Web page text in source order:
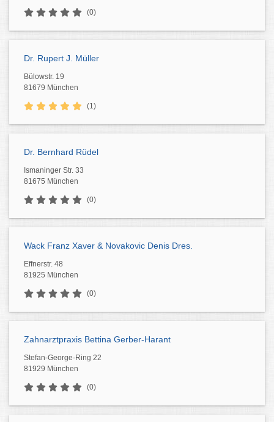
(0)
Dr. Rupert J. Müller
Bülowstr. 19
81679 München
(1)
Dr. Bernhard Rüdel
Ismaninger Str. 33
81675 München
(0)
Wack Franz Xaver & Novakovic Denis Dres.
Effnerstr. 48
81925 München
(0)
Zahnarztpraxis Bettina Gerber-Harant
Stefan-George-Ring 22
81929 München
(0)